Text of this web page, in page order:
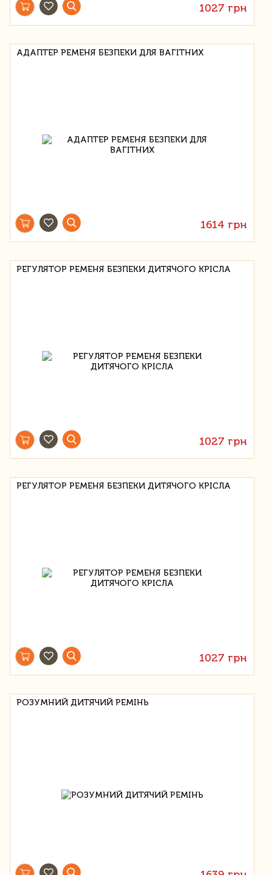
1027 грн
АДАПТЕР РЕМЕНЯ БЕЗПЕКИ ДЛЯ ВАГІТНИХ
1614 грн
РЕГУЛЯТОР РЕМЕНЯ БЕЗПЕКИ ДИТЯЧОГО КРІСЛА
1027 грн
РЕГУЛЯТОР РЕМЕНЯ БЕЗПЕКИ ДИТЯЧОГО КРІСЛА
1027 грн
РОЗУМНИЙ ДИТЯЧИЙ РЕМІНЬ